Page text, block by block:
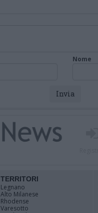
Nome
TERRITORI
Legnano
Alto Milanese
Rhodense
Varesotto